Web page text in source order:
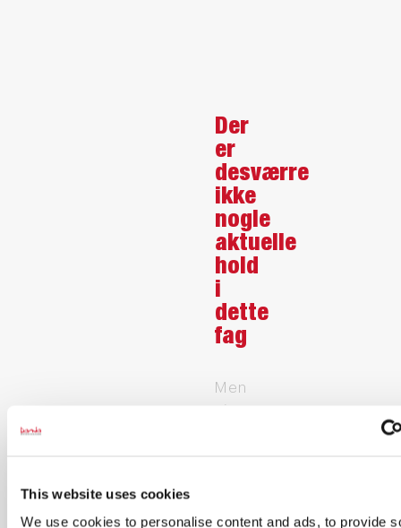
This website uses cookies
We use cookies to personalise content and ads, to provide
Der
er
desværre
ikke
nogle
aktuelle
hold
i
dette
fag
Men
vi
når